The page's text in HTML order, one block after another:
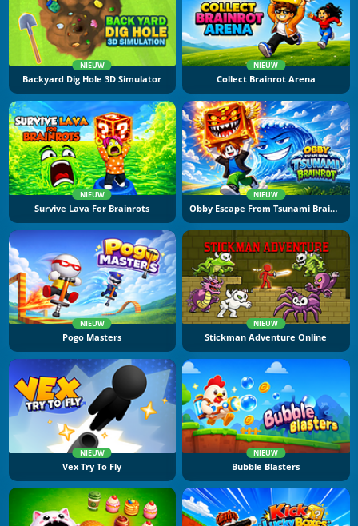
NIEUW
Backyard Dig Hole 3D Simulator
NIEUW
Collect Brainrot Arena
NIEUW
Survive Lava For Brainrots
NIEUW
Obby Escape From Tsunami Brainrot
NIEUW
Pogo Masters
NIEUW
Stickman Adventure Online
NIEUW
Vex Try To Fly
NIEUW
Bubble Blasters